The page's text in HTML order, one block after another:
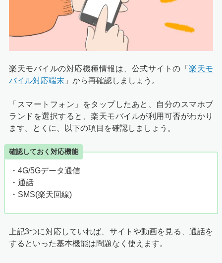
楽天モバイルの対応機種情報は、公式サイトの「 楽天モ
バイル対応端末 」から再確認しましょう。
「スマートフォン」をタップしたあと、自分のスマホブ
ランドを選択すると、楽天モバイルが利用可否がわかり
ます。とくに、以下の項目を確認しましょう。
確認しておく対応機能
・4G/5Gデータ通信
・通話
・SMS(楽天回線)
上記3つに対応していれば、サイトや動画を見る、通話を
するといった基本機能は問題なく使えます。